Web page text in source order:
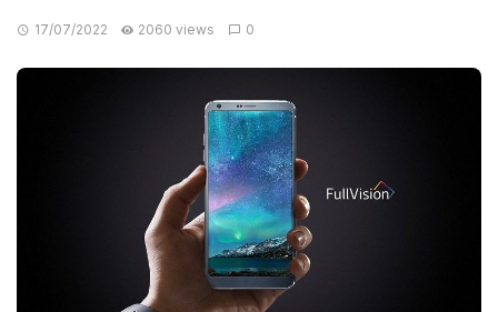
17/07/2022 2060 views 0